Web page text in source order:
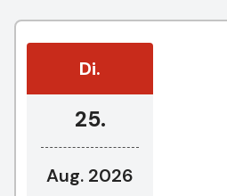
Di.
25.
Aug. 2026